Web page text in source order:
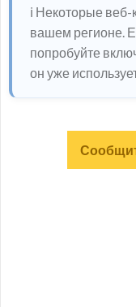
ℹ️ Некоторые
вашем регионе.
попробуйте
он уже